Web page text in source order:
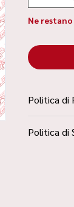
Ne restano
Politica di
Condizioni”
Politica di